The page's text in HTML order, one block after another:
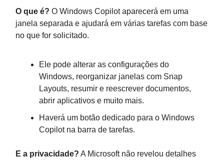
O que é? O Windows Copilot aparecerá em uma
janela separada e ajudará em várias tarefas com base
no que for solicitado.
Ele pode alterar as configurações do
Windows, reorganizar janelas com Snap
Layouts, resumir e reescrever documentos,
abrir aplicativos e muito mais.
Haverá um botão dedicado para o Windows
Copilot na barra de tarefas.
E a privacidade? A Microsoft não revelou detalhes